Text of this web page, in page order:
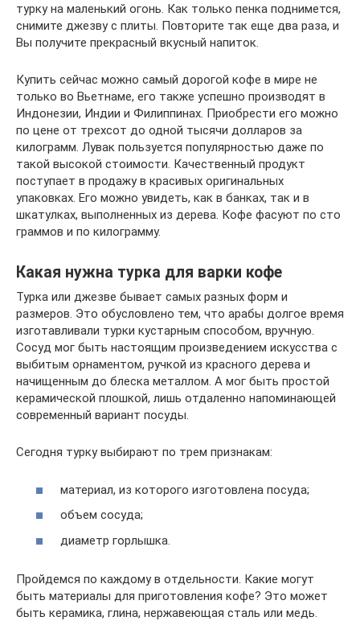
турку на маленький огонь. Как только пенка поднимется,
снимите джезву с плиты. Повторите так еще два раза, и
Вы получите прекрасный вкусный напиток.
Купить сейчас можно самый дорогой кофе в мире не
только во Вьетнаме, его также успешно производят в
Индонезии, Индии и Филиппинах. Приобрести его можно
по цене от трехсот до одной тысячи долларов за
килограмм. Лувак пользуется популярностью даже по
такой высокой стоимости. Качественный продукт
поступает в продажу в красивых оригинальных
упаковках. Его можно увидеть, как в банках, так и в
шкатулках, выполненных из дерева. Кофе фасуют по сто
граммов и по килограмму.
Какая нужна турка для варки кофе
Турка или джезве бывает самых разных форм и
размеров. Это обусловлено тем, что арабы долгое время
изготавливали турки кустарным способом, вручную.
Сосуд мог быть настоящим произведением искусства с
выбитым орнаментом, ручкой из красного дерева и
начищенным до блеска металлом. А мог быть простой
керамической плошкой, лишь отдаленно напоминающей
современный вариант посуды.
Сегодня турку выбирают по трем признакам:
материал, из которого изготовлена посуда;
объем сосуда;
диаметр горлышка.
Пройдемся по каждому в отдельности. Какие могут
быть материалы для приготовления кофе? Это может
быть керамика, глина, нержавеющая сталь или медь.